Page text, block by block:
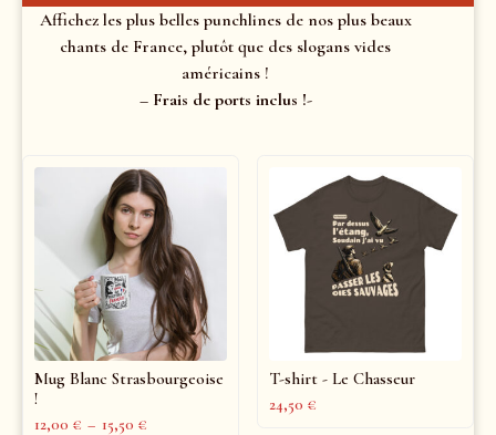
Affichez les plus belles punchlines de nos plus beaux
chants de France, plutôt que des slogans vides
américains !
– Frais de ports inclus !-
Mug Blanc Strasbourgeoise
!
12,00 € – 15,50 €
T-shirt - Le Chasseur
24,50 €